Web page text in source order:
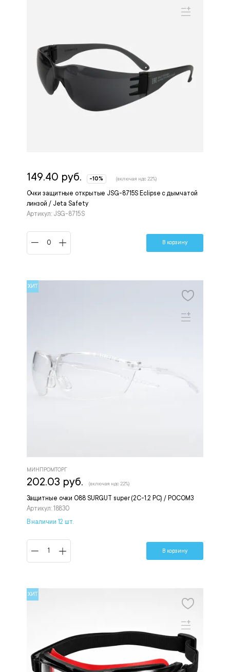
Очки защитные открытые JSG-8715S Eclipse с дымчатой
линзой / Jeta Safety
Артикул: JSG-8715S
149.40 руб. -10% (включая ндс 22%)
В корзину
ХИТ
Защитные очки O88 SURGUT super (2С-1,2 PC) / РОСОМЗ
Артикул: 18830
МИНПРОМТОРГ
202.03 руб. (включая ндс 22%)
В наличии 12 шт.
В корзину
ХИТ